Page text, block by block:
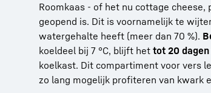
Roomkaas - of het nu cottage
geopend is. Dit is voornamelijk te
watergehalte heeft (meer dan 70 %).
koeldeel bij 7 °C, blijft het tot 20 dagen
koelkast. Dit compartiment voor vers
zo lang mogelijk profiteren van kwark